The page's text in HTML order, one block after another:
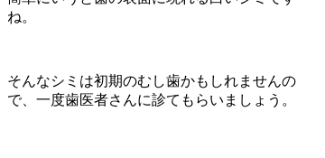
ね。
そんなシミは初期のむし歯かもしれませんの
で、一度歯医者さんに診てもらいましょう。